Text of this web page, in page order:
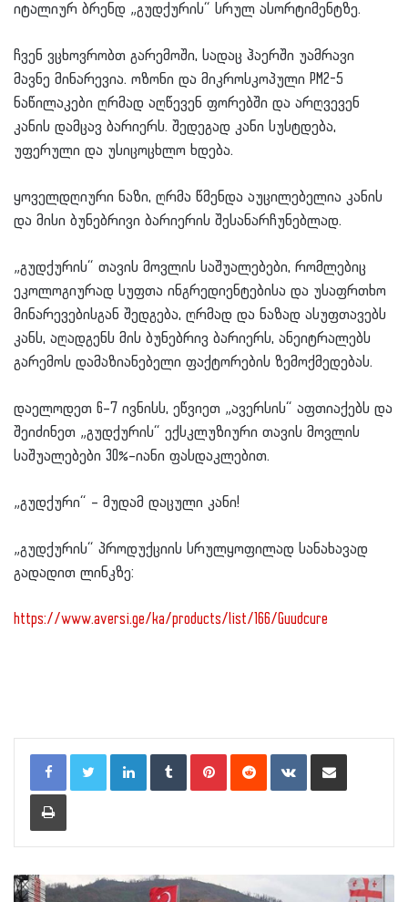
იტალიურ ბრენდ „გუდქურის“ სრულ ასორტიმენტზე.
ჩვენ ვცხოვრობთ გარემოში, სადაც ჰაერში უამრავი
მავნე მინარევია. ოზონი და მიკროსკოპული PM2-5
ნაწილაკები ღრმად აღწევენ ფორებში და არღვევენ
კანის დამცავ ბარიერს. შედეგად კანი სუსტდება,
უფერული და უსიცოცხლო ხდება.
ყოველდღიური ნაზი, ღრმა წმენდა აუცილებელია კანის
და მისი ბუნებრივი ბარიერის შესანარჩუნებლად.
„გუდქურის“ თავის მოვლის საშუალებები, რომლებიც
ეკოლოგიურად სუფთა ინგრედიენტებისა და უსაფრთხო
მინარევებისგან შედგება, ღრმად და ნაზად ასუფთავებს
კანს, აღადგენს მის ბუნებრივ ბარიერს, ანეიტრალებს
გარემოს დამაზიანებელი ფაქტორების ზემოქმედებას.
დაელოდეთ 6–7 ივნისს, ეწვიეთ „ავერსის“ აფთიაქებს და
შეიძინეთ „გუდქურის“ ექსკლუზიური თავის მოვლის
საშუალებები 30%–იანი ფასდაკლებით.
„გუდქური“ – მუდამ დაცული კანი!
„გუდქურის“ პროდუქციის სრულყოფილად სანახავად
გადადით ლინკზე:
https://www.aversi.ge/ka/products/list/166/Guudcure
LinkedInTumblr PinterestReddit VKontakteShare via Email
Print